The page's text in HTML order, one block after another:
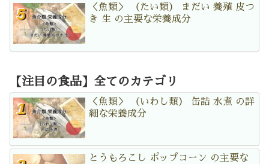
＜魚類＞ （たい類） まだい 養殖 皮つ
き 生 の主要な栄養成分
【注目の食品】全てのカテゴリ
＜魚類＞ （いわし類） 缶詰 水煮 の詳
細な栄養成分
とうもろこし ポップコーン の主要な